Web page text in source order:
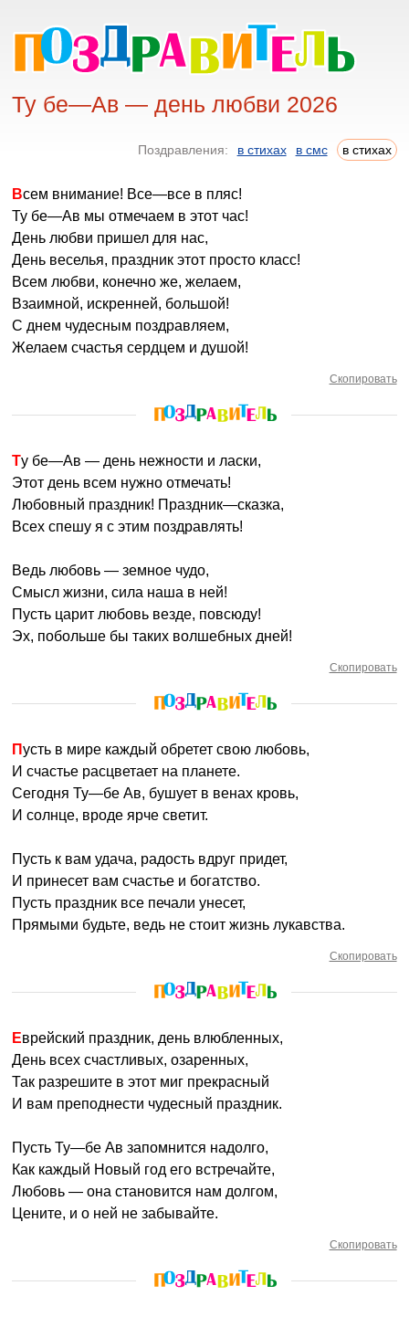
Ту бе—Ав — день любви 2026
Поздравления: в стихах в смс в стихах
Всем внимание! Все—все в пляс!
Ту бе—Ав мы отмечаем в этот час!
День любви пришел для нас,
День веселья, праздник этот просто класс!
Всем любви, конечно же, желаем,
Взаимной, искренней, большой!
С днем чудесным поздравляем,
Желаем счастья сердцем и душой!
Скопировать
Ту бе—Ав — день нежности и ласки,
Этот день всем нужно отмечать!
Любовный праздник! Праздник—сказка,
Всех спешу я с этим поздравлять!
Ведь любовь — земное чудо,
Смысл жизни, сила наша в ней!
Пусть царит любовь везде, повсюду!
Эх, побольше бы таких волшебных дней!
Скопировать
Пусть в мире каждый обретет свою любовь,
И счастье расцветает на планете.
Сегодня Ту—бе Ав, бушует в венах кровь,
И солнце, вроде ярче светит.
Пусть к вам удача, радость вдруг придет,
И принесет вам счастье и богатство.
Пусть праздник все печали унесет,
Прямыми будьте, ведь не стоит жизнь лукавства.
Скопировать
Еврейский праздник, день влюбленных,
День всех счастливых, озаренных,
Так разрешите в этот миг прекрасный
И вам преподнести чудесный праздник.
Пусть Ту—бе Ав запомнится надолго,
Как каждый Новый год его встречайте,
Любовь — она становится нам долгом,
Цените, и о ней не забывайте.
Скопировать